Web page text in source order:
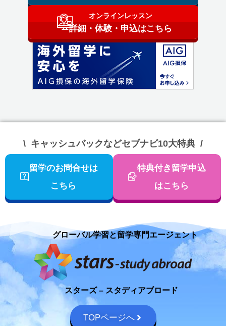
オンラインレッスン
詳細・体験・申込はこちら
\ キャッシュバックなどセブナビ10大特典 /
留学のお問合せは
こちら
特典付き留学申込
はこちら
グローバル学習と留学専門エージェント​
スターズ – スタディアブロード​
TOPページへ